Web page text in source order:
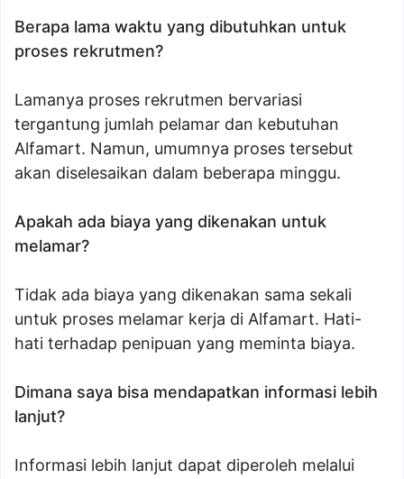
Berapa lama waktu yang dibutuhkan untuk
proses rekrutmen?
Lamanya proses rekrutmen bervariasi
tergantung jumlah pelamar dan kebutuhan
Alfamart. Namun, umumnya proses tersebut
akan diselesaikan dalam beberapa minggu.
Apakah ada biaya yang dikenakan untuk
melamar?
Tidak ada biaya yang dikenakan sama sekali
untuk proses melamar kerja di Alfamart. Hati-
hati terhadap penipuan yang meminta biaya.
Dimana saya bisa mendapatkan informasi lebih
lanjut?
Informasi lebih lanjut dapat diperoleh melalui